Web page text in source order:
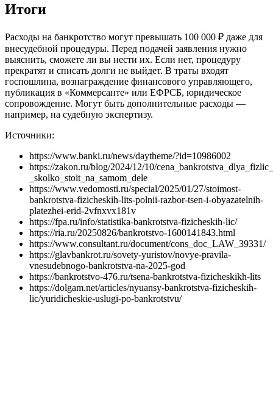
Итоги
Расходы на банкротство могут превышать 100 000 ₽ даже для
внесудебной процедуры. Перед подачей заявления нужно
выяснить, сможете ли вы нести их. Если нет, процедуру
прекратят и списать долги не выйдет. В траты входят
госпошлина, вознаграждение финансового управляющего,
публикация в «Коммерсанте» или ЕФРСБ, юридическое
сопровождение. Могут быть дополнительные расходы —
например, на судебную экспертизу.
Источники:
https://www.banki.ru/news/daytheme/?id=10986002
https://zakon.ru/blog/2024/12/10/
_skolko_stoit_na_samom_dele
https://www.vedomosti.ru/special/2025/01/27/stoimost-
bankrotstva-fizicheskih-lits-polnii-razbor-tsen-i-obyazatelnih-
platezhei-erid-2vfnxvx181v
https://fpa.ru/info/statistika-bankrotstva-fizicheskih-lic/
https://ria.ru/20250826/bankrotstvo-1600141843.html
https://www.consultant.ru/document/cons_doc_LAW_39331/
https://glavbankrot.ru/sovety-yuristov/novye-pravila-
vnesudebnogo-bankrotstva-na-2025-god
https://bankrotstvo-476.ru/tsena-bankrotstva-fizicheskikh-lits
https://dolgam.net/articles/nyuansy-bankrotstva-fizicheskih-
lic/yuridicheskie-uslugi-po-bankrotstvu/